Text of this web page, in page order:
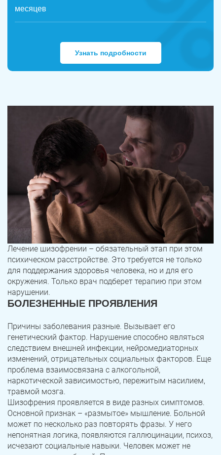
месяцев
Узнать подробности
Лечение шизофрении – обязательный этап при этом
психическом расстройстве. Это требуется не только
для поддержания здоровья человека, но и для его
окружения. Только врач подберет терапию при этом
нарушении.
БОЛЕЗНЕННЫЕ ПРОЯВЛЕНИЯ
Причины заболевания разные. Вызывает его
генетический фактор. Нарушение способно являться
следствием внешней инфекции, нейромедиаторных
изменений, отрицательных социальных факторов. Еще
проблема взаимосвязана с алкогольной,
наркотической зависимостью, пережитым насилием,
травмой мозга.
Шизофрения проявляется в виде разных симптомов.
Основной признак – «размытое» мышление. Больной
может по несколько раз повторять фразы. У него
непонятная логика, появляются галлюцинации, психоз,
исчезают социальные навыки. Человек может не